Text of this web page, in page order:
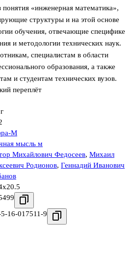
понятия «инженерная математика»,
структуры и на этой основе
обучения, отвечающие специфике
и методологии технических наук.
специалистам в области
образования, а также
и студентам технических вузов.
переплёт
М
мысль м
Михайлович Федосеев, Михаил
Родионов, Геннадий Иванович
16-017511-9